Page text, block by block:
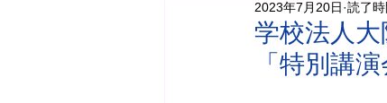
学校法人
「特別講
2023年7月20日 読了